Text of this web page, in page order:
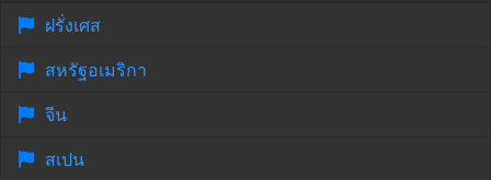
ฝรั่งเศส
สหรัฐอเมริกา
จีน
สเปน